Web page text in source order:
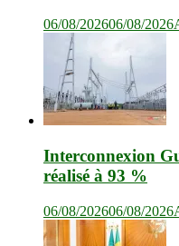
06/08/202606/08/2026
Interconnexion
réalisé à 93 %
06/08/202606/08/2026